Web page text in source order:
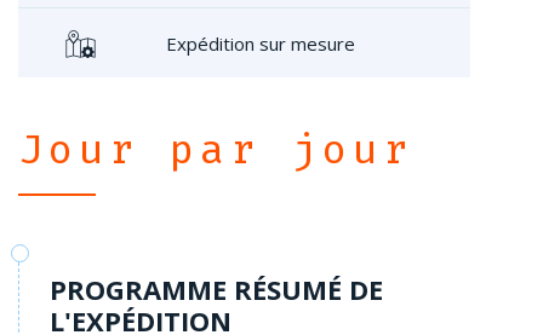
Expédition sur mesure
Jour par jour
PROGRAMME RÉSUMÉ DE
L'EXPÉDITION